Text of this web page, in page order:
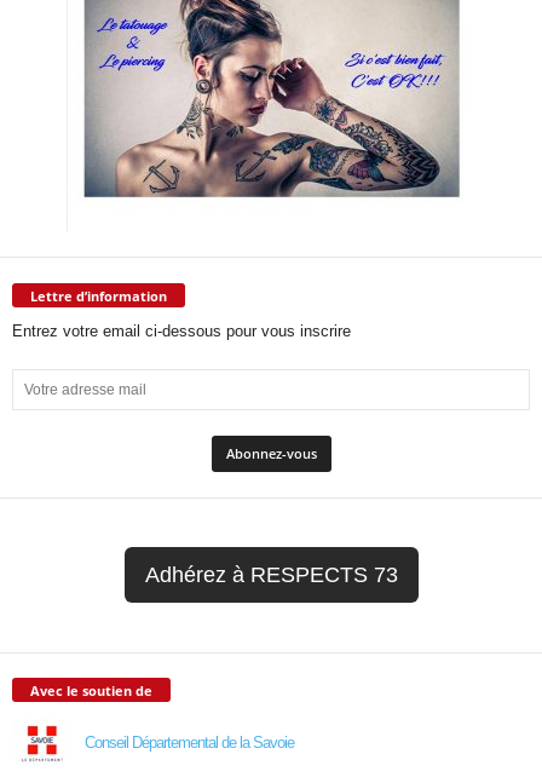
Lettre d’information
Entrez votre email ci-dessous pour vous inscrire
Adhérez à RESPECTS 73
Avec le soutien de
Conseil Départemental de la Savoie